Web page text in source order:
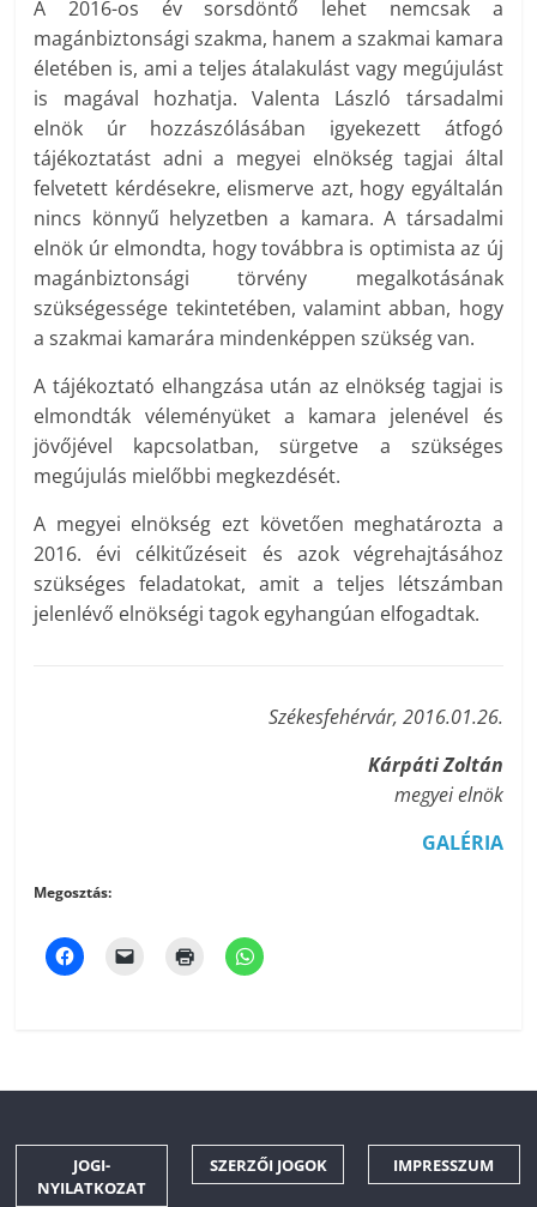
A 2016-os év sorsdöntő lehet nemcsak a
magánbiztonsági szakma, hanem a szakmai kamara
életében is, ami a teljes átalakulást vagy megújulást
is magával hozhatja. Valenta László társadalmi
elnök úr hozzászólásában igyekezett átfogó
tájékoztatást adni a megyei elnökség tagjai által
felvetett kérdésekre, elismerve azt, hogy egyáltalán
nincs könnyű helyzetben a kamara. A társadalmi
elnök úr elmondta, hogy továbbra is optimista az új
magánbiztonsági törvény megalkotásának
szükségessége tekintetében, valamint abban, hogy
a szakmai kamarára mindenképpen szükség van.
A tájékoztató elhangzása után az elnökség tagjai is
elmondták véleményüket a kamara jelenével és
jövőjével kapcsolatban, sürgetve a szükséges
megújulás mielőbbi megkezdését.
A megyei elnökség ezt követően meghatározta a
2016. évi célkitűzéseit és azok végrehajtásához
szükséges feladatokat, amit a teljes létszámban
jelenlévő elnökségi tagok egyhangúan elfogadtak.
Székesfehérvár, 2016.01.26.
Kárpáti Zoltán
megyei elnök
GALÉRIA
Megosztás:
JOGI-
NYILATKOZAT
SZERZŐI JOGOK IMPRESSZUM